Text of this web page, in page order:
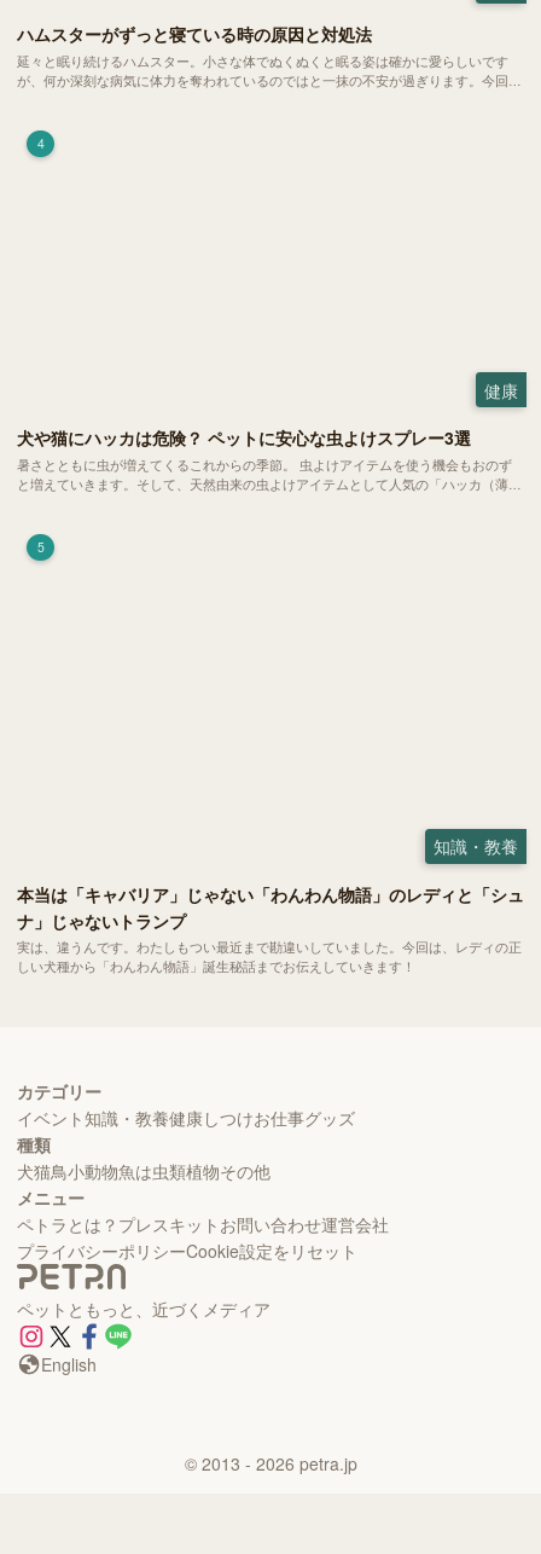
ハムスターがずっと寝ている時の原因と対処法
延々と眠り続けるハムスター。小さな体でぬくぬくと眠る姿は確かに愛らしいです
が、何か深刻な病気に体力を奪われているのではと一抹の不安が過ぎります。今回
4
健康
犬や猫にハッカは危険？ ペットに安心な虫よけスプレー3選
暑さとともに虫が増えてくるこれからの季節。 虫よけアイテムを使う機会もおのず
と増えていきます。そして、天然由来の虫よけアイテムとして人気の「ハッカ（薄
5
知識・教養
本当は「キャバリア」じゃない「わんわん物語」のレディと「シュ
ナ」じゃないトランプ
実は、違うんです。わたしもつい最近まで勘違いしていました。今回は、レディの正
しい犬種から「わんわん物語」誕生秘話までお伝えしていきます！
カテゴリー
イベント知識・教養健康しつけお仕事グッズ
種類
犬猫鳥小動物魚は虫類植物その他
メニュー
ペトラとは？ プレスキット お問い合わせ運営会社
プライバシーポリシーCookie設定をリセット
ペットともっと、近づくメディア
English
© 2013 - 2026 petra.jp